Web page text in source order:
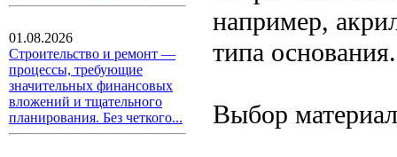
01.08.2026
Строительство и ремонт —
процессы, требующие
значительных финансовых
вложений и тщательного
планирования. Без четкого...
например,
типа основания.
Выбор